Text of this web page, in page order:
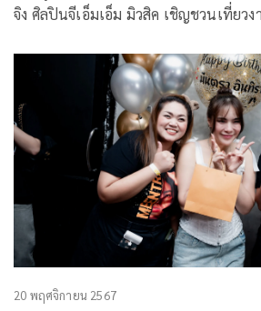
จิง ศิลปินจีเอ็มเอ็ม มิวสิค เชิญชวนเที่ยวง
แนวคิด “ทศมราชา 72 พรรษา ถวายพร”
ธันวาคม 2567 เวลา 11.00 – 22.00 น
20 พฤศจิกายน 2567